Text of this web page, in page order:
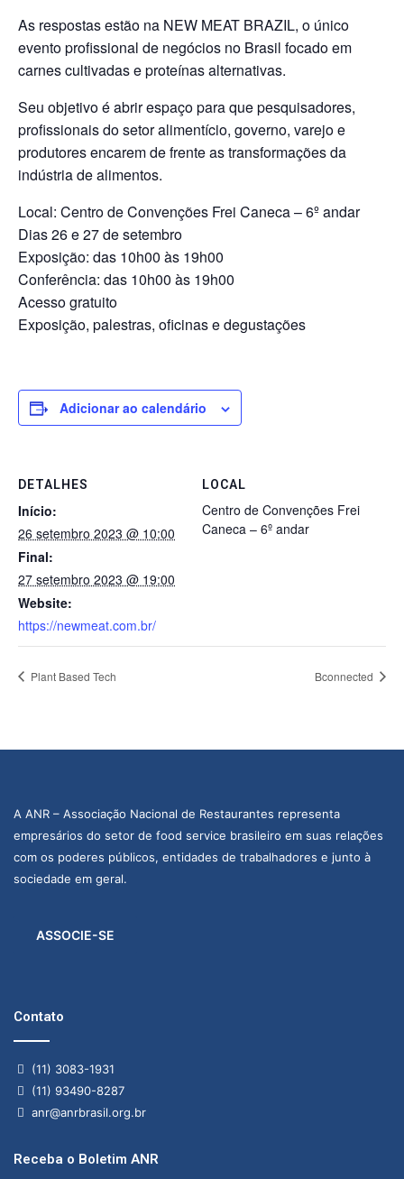
As respostas estão na NEW MEAT BRAZIL, o único
evento profissional de negócios no Brasil focado em
carnes cultivadas e proteínas alternativas.
Seu objetivo é abrir espaço para que pesquisadores,
profissionais do setor alimentício, governo, varejo e
produtores encarem de frente as transformações da
indústria de alimentos.
Local: Centro de Convenções Frei Caneca – 6º andar
Dias 26 e 27 de setembro
Exposição: das 10h00 às 19h00
Conferência: das 10h00 às 19h00
Acesso gratuito
Exposição, palestras, oficinas e degustações
Adicionar ao calendário
DETALHES
Início:
26 setembro 2023 @ 10:00
Final:
27 setembro 2023 @ 19:00
Website:
https://newmeat.com.br/
LOCAL
Centro de Convenções Frei
Caneca – 6º andar
Plant Based Tech Bconnected
A ANR – Associação Nacional de Restaurantes representa
empresários do setor de food service brasileiro em suas relações
com os poderes públicos, entidades de trabalhadores e junto à
sociedade em geral.
ASSOCIE-SE
Contato
(11) 3083-1931
(11) 93490-8287
anr@anrbrasil.org.br
Receba o Boletim ANR